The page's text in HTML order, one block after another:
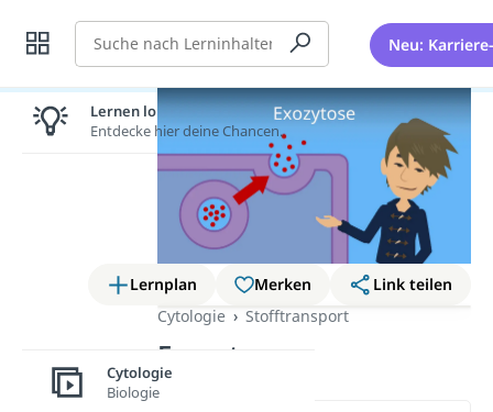
Suche Neu:
Lernplan Merken
Link teilen
Cytologie
Stofftransport
Exozytose
Lernen lohnt sich!
Entdecke hier deine Chancen.
Cytologie
Biologie